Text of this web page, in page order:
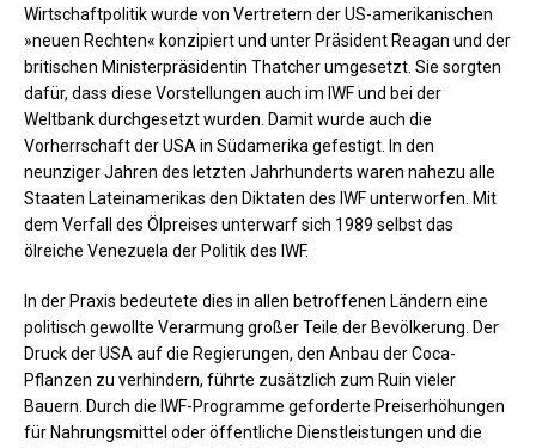
Wirtschaftpolitik wurde von Vertretern der US-amerikanischen
»neuen Rechten« konzipiert und unter Präsident Reagan und der
britischen Ministerpräsidentin Thatcher umgesetzt. Sie sorgten
dafür, dass diese Vorstellungen auch im IWF und bei der
Weltbank durchgesetzt wurden. Damit wurde auch die
Vorherrschaft der USA in Südamerika gefestigt. In den
neunziger Jahren des letzten Jahrhunderts waren nahezu alle
Staaten Lateinamerikas den Diktaten des IWF unterworfen. Mit
dem Verfall des Ölpreises unterwarf sich 1989 selbst das
ölreiche Venezuela der Politik des IWF.
In der Praxis bedeutete dies in allen betroffenen Ländern eine
politisch gewollte Verarmung großer Teile der Bevölkerung. Der
Druck der USA auf die Regierungen, den Anbau der Coca-
Pflanzen zu verhindern, führte zusätzlich zum Ruin vieler
Bauern. Durch die IWF-Programme geforderte Preiserhöhungen
für Nahrungsmittel oder öffentliche Dienstleistungen und die